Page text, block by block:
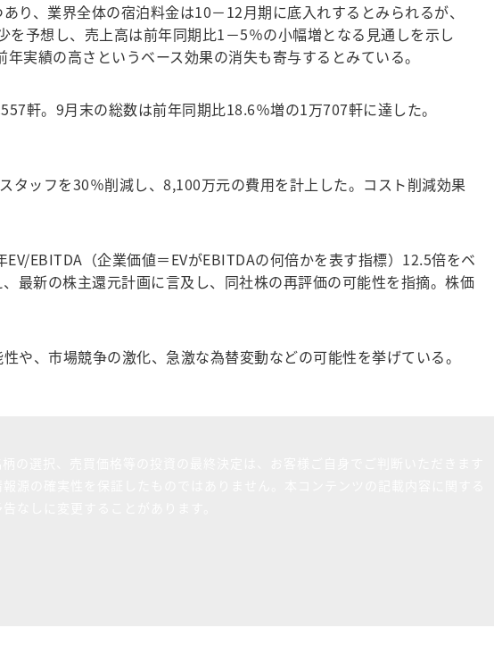
、業界全体の宿泊料金は10－12月期に底入れするとみられるが、
予想し、売上高は前年同期比1－5％の小幅増となる見通しを示し
実績の高さというベース効果の消失も寄与するとみている。
軒。9月末の総数は前年同期比18.6％増の1万707軒に達した。
ッフを30％削減し、8,100万元の費用を計上した。コスト削減効果
EBITDA（企業価値＝EVがEBITDAの何倍かを表す指標）12.5倍をベ
最新の株主還元計画に言及し、同社株の再評価の可能性を指摘。株価
、市場競争の激化、急激な為替変動などの可能性を挙げている。